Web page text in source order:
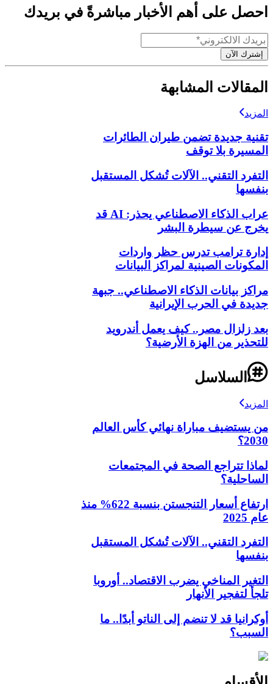
احصل على أهم الأخبار مباشرةً في بريدك
إشترك الآن
المقالات المشابهة
المزيد
تقنية جديدة تضمن طيران الطائرات
المسيرة بلا توقف
التفرد التقني.. الآلات تُشكل المستقبل
بنفسها
عراب الذكاء الاصطناعي يحذر: AI قد
يخرج عن سيطرة البشر
إدارة ترامب تدرس حظر واردات
المكونات الصينية لمراكز البيانات
مراكز بيانات الذكاء الاصطناعي.. جبهة
جديدة في الحرب الإيرانية
بعد زلزال مصر.. كيف يعمل أندرويد
للتحذير من الهزة الأرضية؟
السلاسل
المزيد
من يستضيف مباراة نهائي كأس العالم
2030؟
لماذا تتراجع الصحة في المجتمعات
الساحلية؟
ارتفاع أسعار التنجستن بنسبة 622% منذ
عام 2025
التفرد التقني.. الآلات تُشكل المستقبل
بنفسها
التغير المناخي يضرب الاقتصاد.. أوروبا
تلجأ لتفجير الأنهار
أوكرانيا قد لا تنضم إلى الناتو أبدًا.. ما
السبب؟